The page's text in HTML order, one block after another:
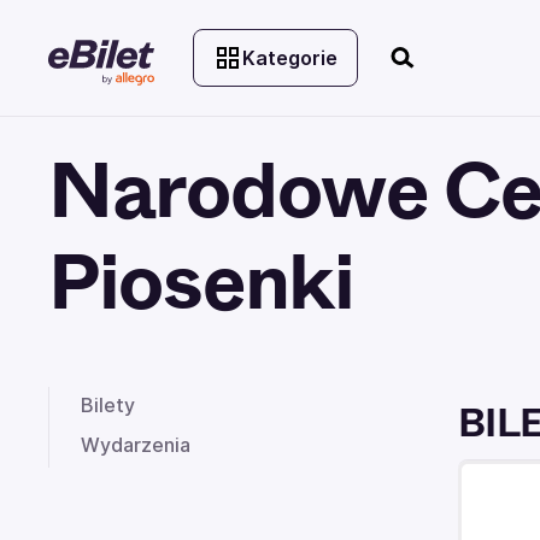
Kategorie
Narodowe
Piosenki
Bilety
Wydarzenia